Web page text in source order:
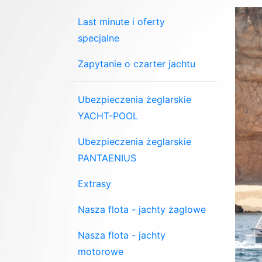
Last minute i oferty
specjalne
Zapytanie o czarter jachtu
Ubezpieczenia żeglarskie
YACHT-POOL
Ubezpieczenia żeglarskie
PANTAENIUS
Extrasy
Nasza flota - jachty żaglowe
Nasza flota - jachty
motorowe